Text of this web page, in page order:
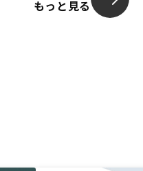
もっと見る